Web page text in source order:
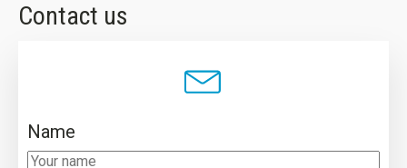
Contact us
Name